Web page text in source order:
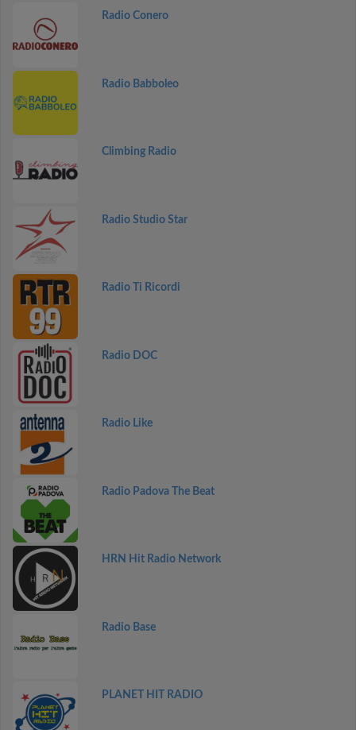
Radio Conero
Radio Babboleo
Climbing Radio
Radio Studio Star
Radio Ti Ricordi
Radio DOC
Radio Like
Radio Padova The Beat
HRN Hit Radio Network
Radio Base
PLANET HIT RADIO